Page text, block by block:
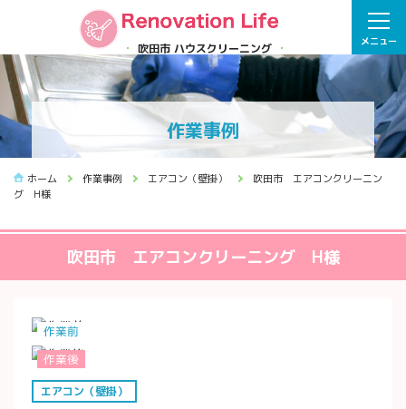
吹田市 ハウスクリーニング メニュー
作業事例
ホーム 作業事例 エアコン（壁掛）
吹田市 エアコンクリーニン
グ H様
吹田市 エアコンクリーニング H様
作業前
作業後
エアコン（壁掛）